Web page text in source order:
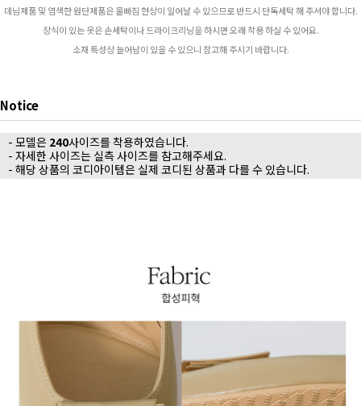
데님제품 및 염색한 원단제품은 물빠짐 현상이 일어날 수 있으므로 반드시 단독세탁 해 주셔야 합니다.
장식이 있는 옷은 손세탁이나 드라이크리닝을 하시면 오래 착용 하실 수 있어요.
소재 특성상 늘어남이 있을 수 있으니 참고해 주시기 바랍니다.
Notice
- 모델은 240사이즈를 착용하였습니다.
- 자세한 사이즈는 실측 사이즈를 참고해주세요.
- 해당 상품의 코디아이템은 실제 코디된 상품과 다를 수 있습니다.